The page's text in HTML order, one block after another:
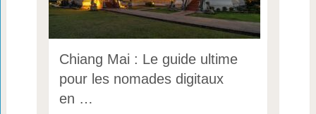
Chiang Mai : Le guide ultime
pour les nomades digitaux
en …